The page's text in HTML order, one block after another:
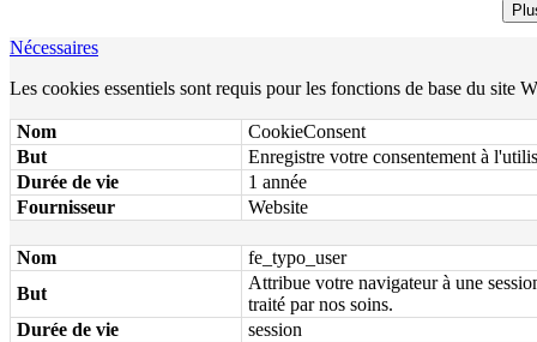
Nécessaires
Les cookies essentiels sont requis pour les fonctions de base du site
Nom
CookieConsent
But
Enregistre votre consentement à
Durée de vie
1 année
Fournisseur
Website
Nom
fe_typo_user
But
Attribue votre navigateur à une
traité par nos soins.
Durée de vie
session